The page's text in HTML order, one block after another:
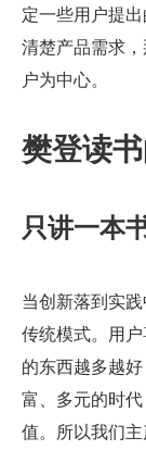
定一些用户提
清楚产品需求
户为中心。
樊登读
只讲一本
当创新落到实
传统模式。用
的东西越多越
富、多元的时
值。所以我们